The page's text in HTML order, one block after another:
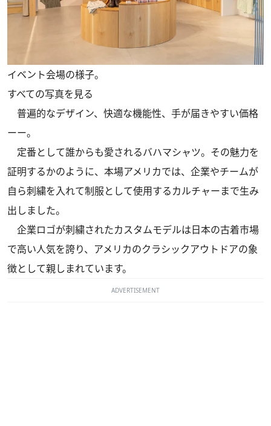
イベント会場の様子。
すべての写真を見る
普遍的なデザイン、快適な機能性、手が届きやすい価格
ーー。
定番として誰からも愛されるバハマシャツ。その魅力を
証明するかのように、本場アメリカでは、企業やチームが
自ら刺繍を入れて制服として使用するカルチャーまで生み
出しました。
企業ロゴが刺繍されたカスタムモデルは日本の古着市場
で高い人気を誇り、アメリカのクラシックアウトドアの象
徴として親しまれています。
ADVERTISEMENT